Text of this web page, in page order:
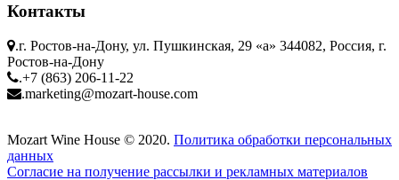
Контакты
г. Ростов-на-Дону, ул. Пушкинская, 29 «а» 344082, Россия, г.
Ростов-на-Дону
+7 (863) 206-11-22
marketing@mozart-house.com
Mozart Wine House © 2020. Политика обработки персональных
данных
Согласие на получение рассылки и рекламных материалов